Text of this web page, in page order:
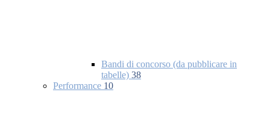
Bandi di concorso (da pubblicare in
tabelle) 38
Performance 10